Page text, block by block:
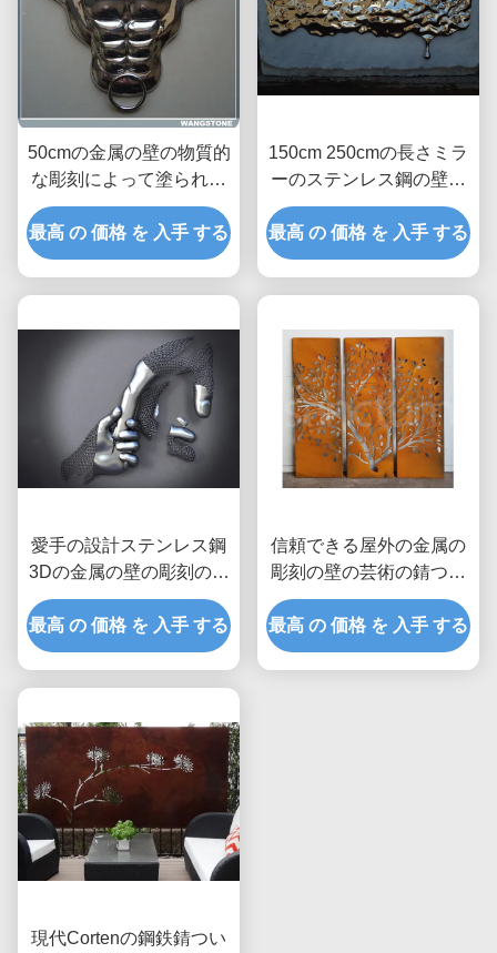
50cmの金属の壁の物質的
な彫刻によって塗られる
バッファローの頭骨の壁
の芸術のステンレス鋼
最高 の 価格 を 入手 する
150cm 250cmの長さミラ
ーのステンレス鋼の壁の
彫刻
最高 の 価格 を 入手 する
愛手の設計ステンレス鋼
3Dの金属の壁の彫刻のマ
ットの終わり
最高 の 価格 を 入手 する
信頼できる屋外の金属の
彫刻の壁の芸術の錆つい
たCortenの鋼鉄スクリー
ン/パネル
最高 の 価格 を 入手 する
現代Cortenの鋼鉄錆つい